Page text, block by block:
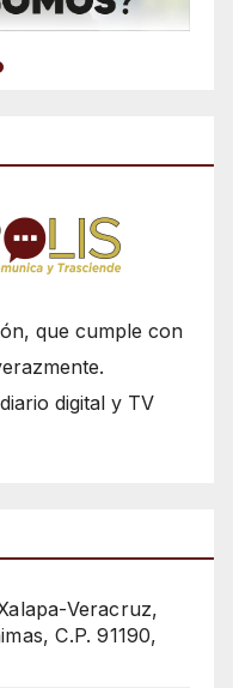
que cumple con
digital y TV
Veracruz,
C.P. 91190,